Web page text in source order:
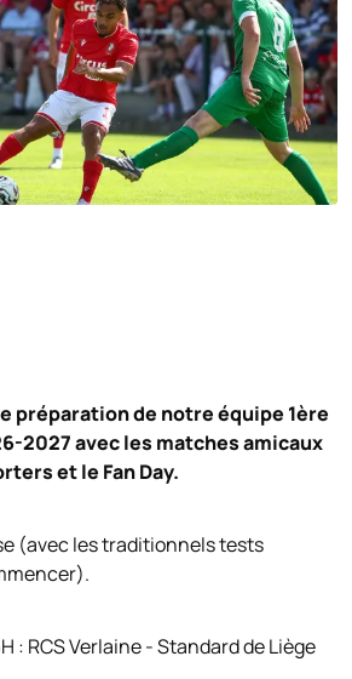
préparation de notre équipe 1ère
2027 avec les matches amicaux
et le Fan Day.
(avec les traditionnels tests
: RCS Verlaine - Standard de Liège